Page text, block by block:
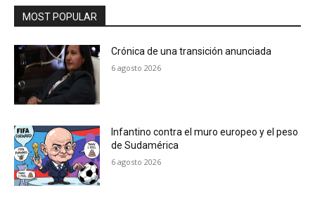
MOST POPULAR
Crónica de una transición anunciada
6 agosto 2026
Infantino contra el muro europeo y el peso
de Sudamérica
6 agosto 2026